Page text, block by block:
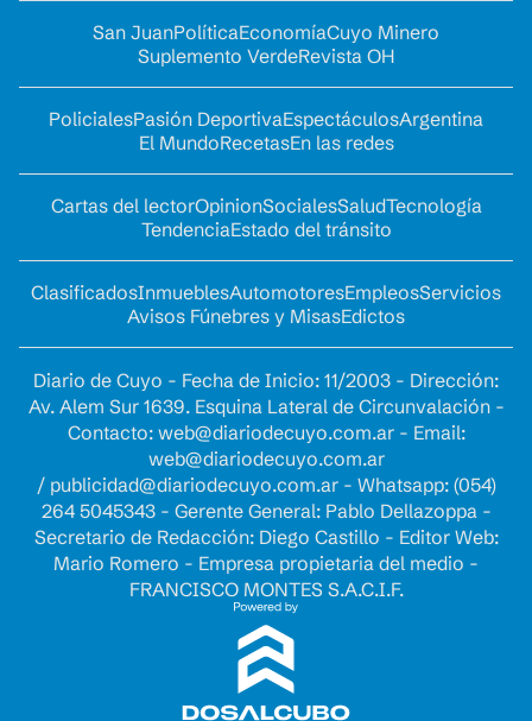
San JuanPolíticaEconomíaCuyo Minero
Suplemento VerdeRevista OH
PolicialesPasión DeportivaEspectáculosArgentina
El MundoRecetasEn las redes
Cartas del lectorOpinionSocialesSaludTecnología
TendenciaEstado del tránsito
ClasificadosInmueblesAutomotoresEmpleosServicios
Avisos Fúnebres y MisasEdictos
Diario de Cuyo - Fecha de Inicio: 11/2003 - Dirección:
Av. Alem Sur 1639. Esquina Lateral de Circunvalación -
Contacto: web@diariodecuyo.com.ar- Email:
web@diariodecuyo.com.ar
/ publicidad@diariodecuyo.com.ar- Whatsapp: (054)
264 5045343 - Gerente General: Pablo Dellazoppa -
Secretario de Redacción: Diego Castillo - Editor Web:
Mario Romero - Empresa propietaria del medio -
FRANCISCO MONTES S.A.C.I.F.